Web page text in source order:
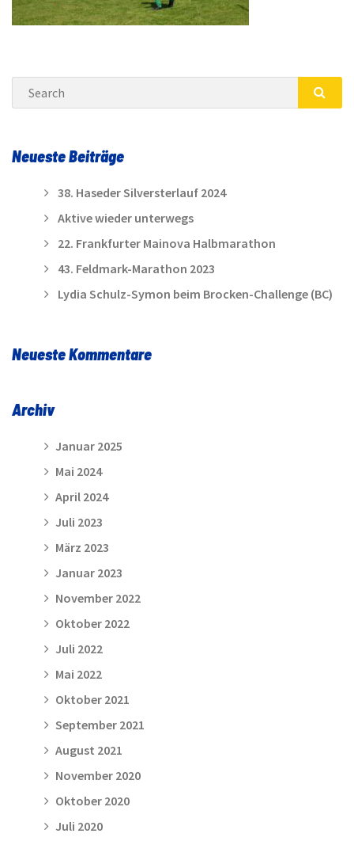
Search
Neueste Beiträge
38. Haseder Silversterlauf 2024
Aktive wieder unterwegs
22. Frankfurter Mainova Halbmarathon
43. Feldmark-Marathon 2023
Lydia Schulz-Symon beim Brocken-Challenge (BC)
Neueste Kommentare
Archiv
Januar 2025
Mai 2024
April 2024
Juli 2023
März 2023
Januar 2023
November 2022
Oktober 2022
Juli 2022
Mai 2022
Oktober 2021
September 2021
August 2021
November 2020
Oktober 2020
Juli 2020